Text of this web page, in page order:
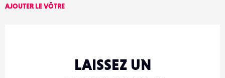
AJOUTER LE VÔTRE
LAISSEZ UN